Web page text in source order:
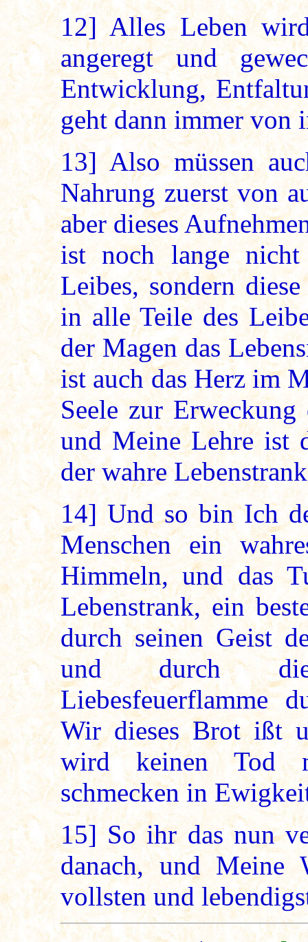
12] Alles Leben
angeregt und
Entwicklung,
geht dann immer von
13] Also müssen
Nahrung zuerst von
aber dieses
ist noch lange
Leibes, sondern
in alle Teile des
der Magen das
ist auch das Herz im
Seele zur
und Meine Lehre ist
der wahre
14] Und so bin Ich
Menschen ein
Himmeln, und das
Lebenstrank, ein
durch seinen Geist
und durch die
Liebesfeuerflamme
Wir dieses Brot ißt
wird keinen Tod
schmecken in
15]So ihr das nun
danach, und Meine
vollsten und